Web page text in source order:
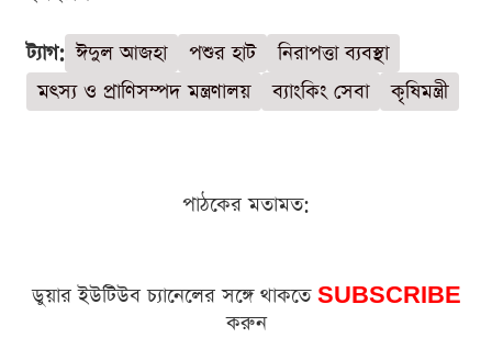
ট্যাগ: ঈদুল আজহা পশুর হাট
নিরাপত্তা ব্যবস্থা
মৎস্য ও প্রাণিসম্পদ মন্ত্রণালয়
ব্যাংকিং সেবা কৃষিমন্ত্রী
পাঠকের মতামত:
ডুয়ার ইউটিউব চ্যানেলের সঙ্গে থাকতে SUBSCRIBE
করুন